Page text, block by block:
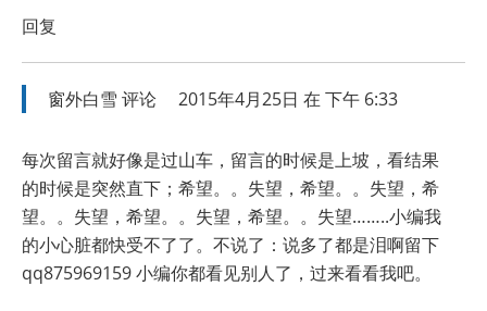
回复
窗外白雪 评论 2015年4月25日 在 下午 6:33
每次留言就好像是过山车，留言的时候是上坡，看结果
的时候是突然直下；希望。。失望，希望。。失望，希
望。。失望，希望。。失望，希望。。失望……..小编我
的小心脏都快受不了了。不说了：说多了都是泪啊留下
qq875969159 小编你都看见别人了，过来看看我吧。